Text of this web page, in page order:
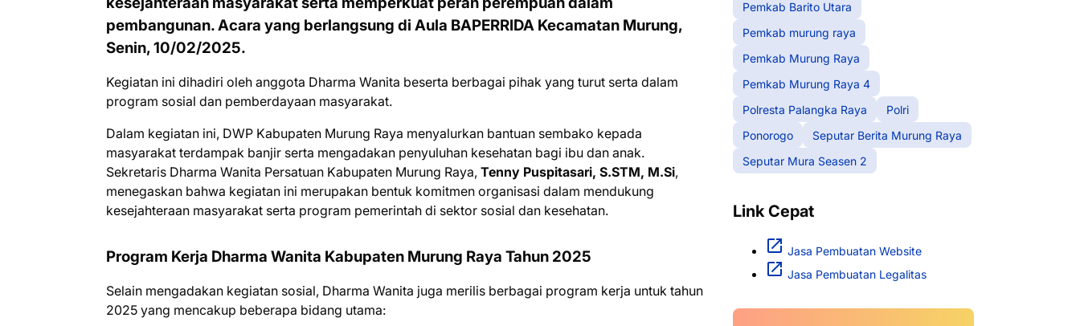
pembangunan. Acara yang berlangsung di Aula BAPERRIDA Kecamatan Murung,
Senin, 10/02/2025.
Kegiatan ini dihadiri oleh anggota Dharma Wanita beserta berbagai pihak yang turut serta dalam
program sosial dan pemberdayaan masyarakat.
Dalam kegiatan ini, DWP Kabupaten Murung Raya menyalurkan bantuan sembako kepada
masyarakat terdampak banjir serta mengadakan penyuluhan kesehatan bagi ibu dan anak.
Sekretaris Dharma Wanita Persatuan Kabupaten Murung Raya, Tenny Puspitasari, S.STM, M.Si,
menegaskan bahwa kegiatan ini merupakan bentuk komitmen organisasi dalam mendukung
kesejahteraan masyarakat serta program pemerintah di sektor sosial dan kesehatan.
Program Kerja Dharma Wanita Kabupaten Murung Raya Tahun 2025
Selain mengadakan kegiatan sosial, Dharma Wanita juga merilis berbagai program kerja untuk tahun
2025 yang mencakup beberapa bidang utama:
Pemkab Barito Utara
Pemkab murung raya
Pemkab Murung Raya
Pemkab Murung Raya 4
Polresta Palangka Raya
Polri
Ponorogo
Seputar Berita Murung Raya
Seputar Mura Seasen 2
Link Cepat
Jasa Pembuatan Website
Jasa Pembuatan Legalitas